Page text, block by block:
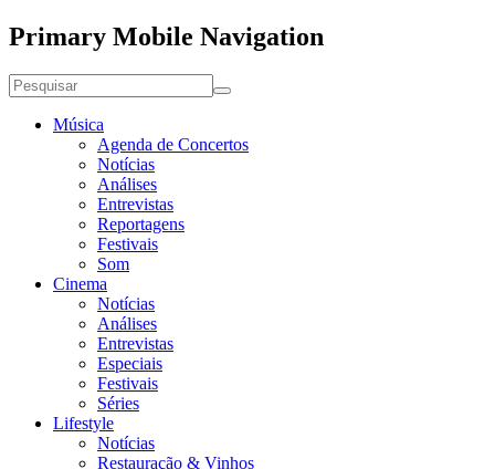
Primary Mobile Navigation
Música
Agenda de Concertos
Notícias
Análises
Entrevistas
Reportagens
Festivais
Som
Cinema
Notícias
Análises
Entrevistas
Especiais
Festivais
Séries
Lifestyle
Notícias
Restauração & Vinhos